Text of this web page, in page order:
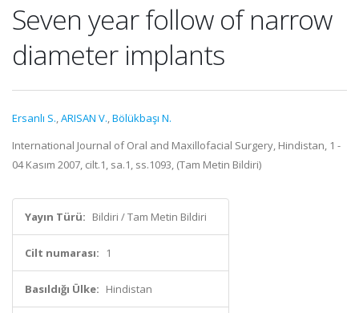
Seven year follow of narrow
diameter implants
Ersanlı S.,ARISAN V.,Bölükbaşı N.
International Journal of Oral and Maxillofacial Surgery, Hindistan, 1 -
04 Kasım 2007, cilt.1, sa.1, ss.1093, (Tam Metin Bildiri)
Yayın Türü: Bildiri / Tam Metin Bildiri
Cilt numarası: 1
Basıldığı Ülke: Hindistan